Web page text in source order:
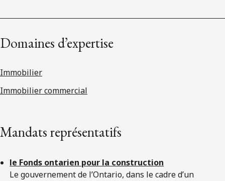
Domaines d’expertise
Immobilier
Immobilier commercial
Mandats représentatifs
le Fonds ontarien pour la construction
Le gouvernement de l’Ontario, dans le cadre d’un